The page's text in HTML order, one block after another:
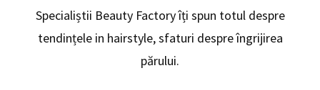
Specialiștii Beauty Factory îți spun totul despre
tendințele in hairstyle, sfaturi despre îngrijirea
părului.